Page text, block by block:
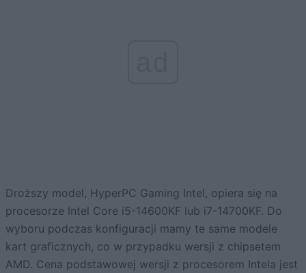
Droższy model, HyperPC Gaming Intel, opiera się na
procesorze Intel Core i5-14600KF lub i7-14700KF. Do
wyboru podczas konfiguracji mamy te same modele
kart graficznych, co w przypadku wersji z chipsetem
AMD. Cena podstawowej wersji z procesorem Intela jest